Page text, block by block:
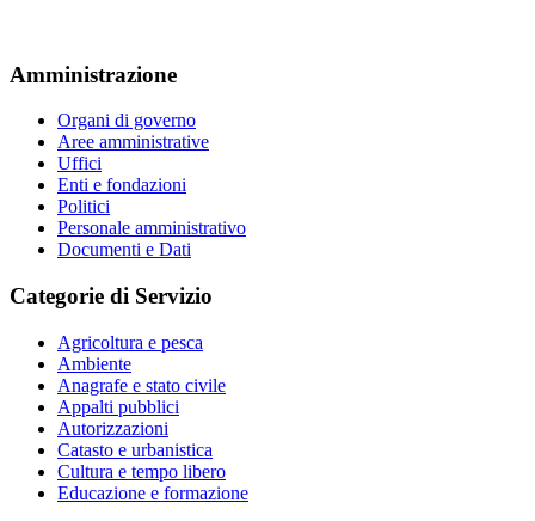
Amministrazione
Organi di governo
Aree amministrative
Uffici
Enti e fondazioni
Politici
Personale amministrativo
Documenti e Dati
Categorie di Servizio
Agricoltura e pesca
Ambiente
Anagrafe e stato civile
Appalti pubblici
Autorizzazioni
Catasto e urbanistica
Cultura e tempo libero
Educazione e formazione